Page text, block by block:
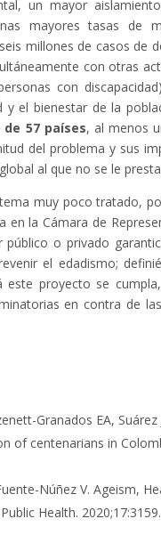
un mayor
mayores tasas de
millones de casos de
con otras
con
el bienestar de la
57 países, al menos
del problema y sus
al que no se le
muy poco tratado,
la Cámara de
o privado
el edadismo;
este proyecto se
en contra de
Granados EA, Suárez
of centenarians in
Núñez V. Ageism,
Health. 2020;17:3159.